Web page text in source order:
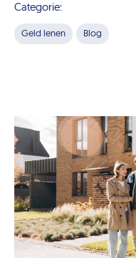
Categorie:
Geld lenen Blog